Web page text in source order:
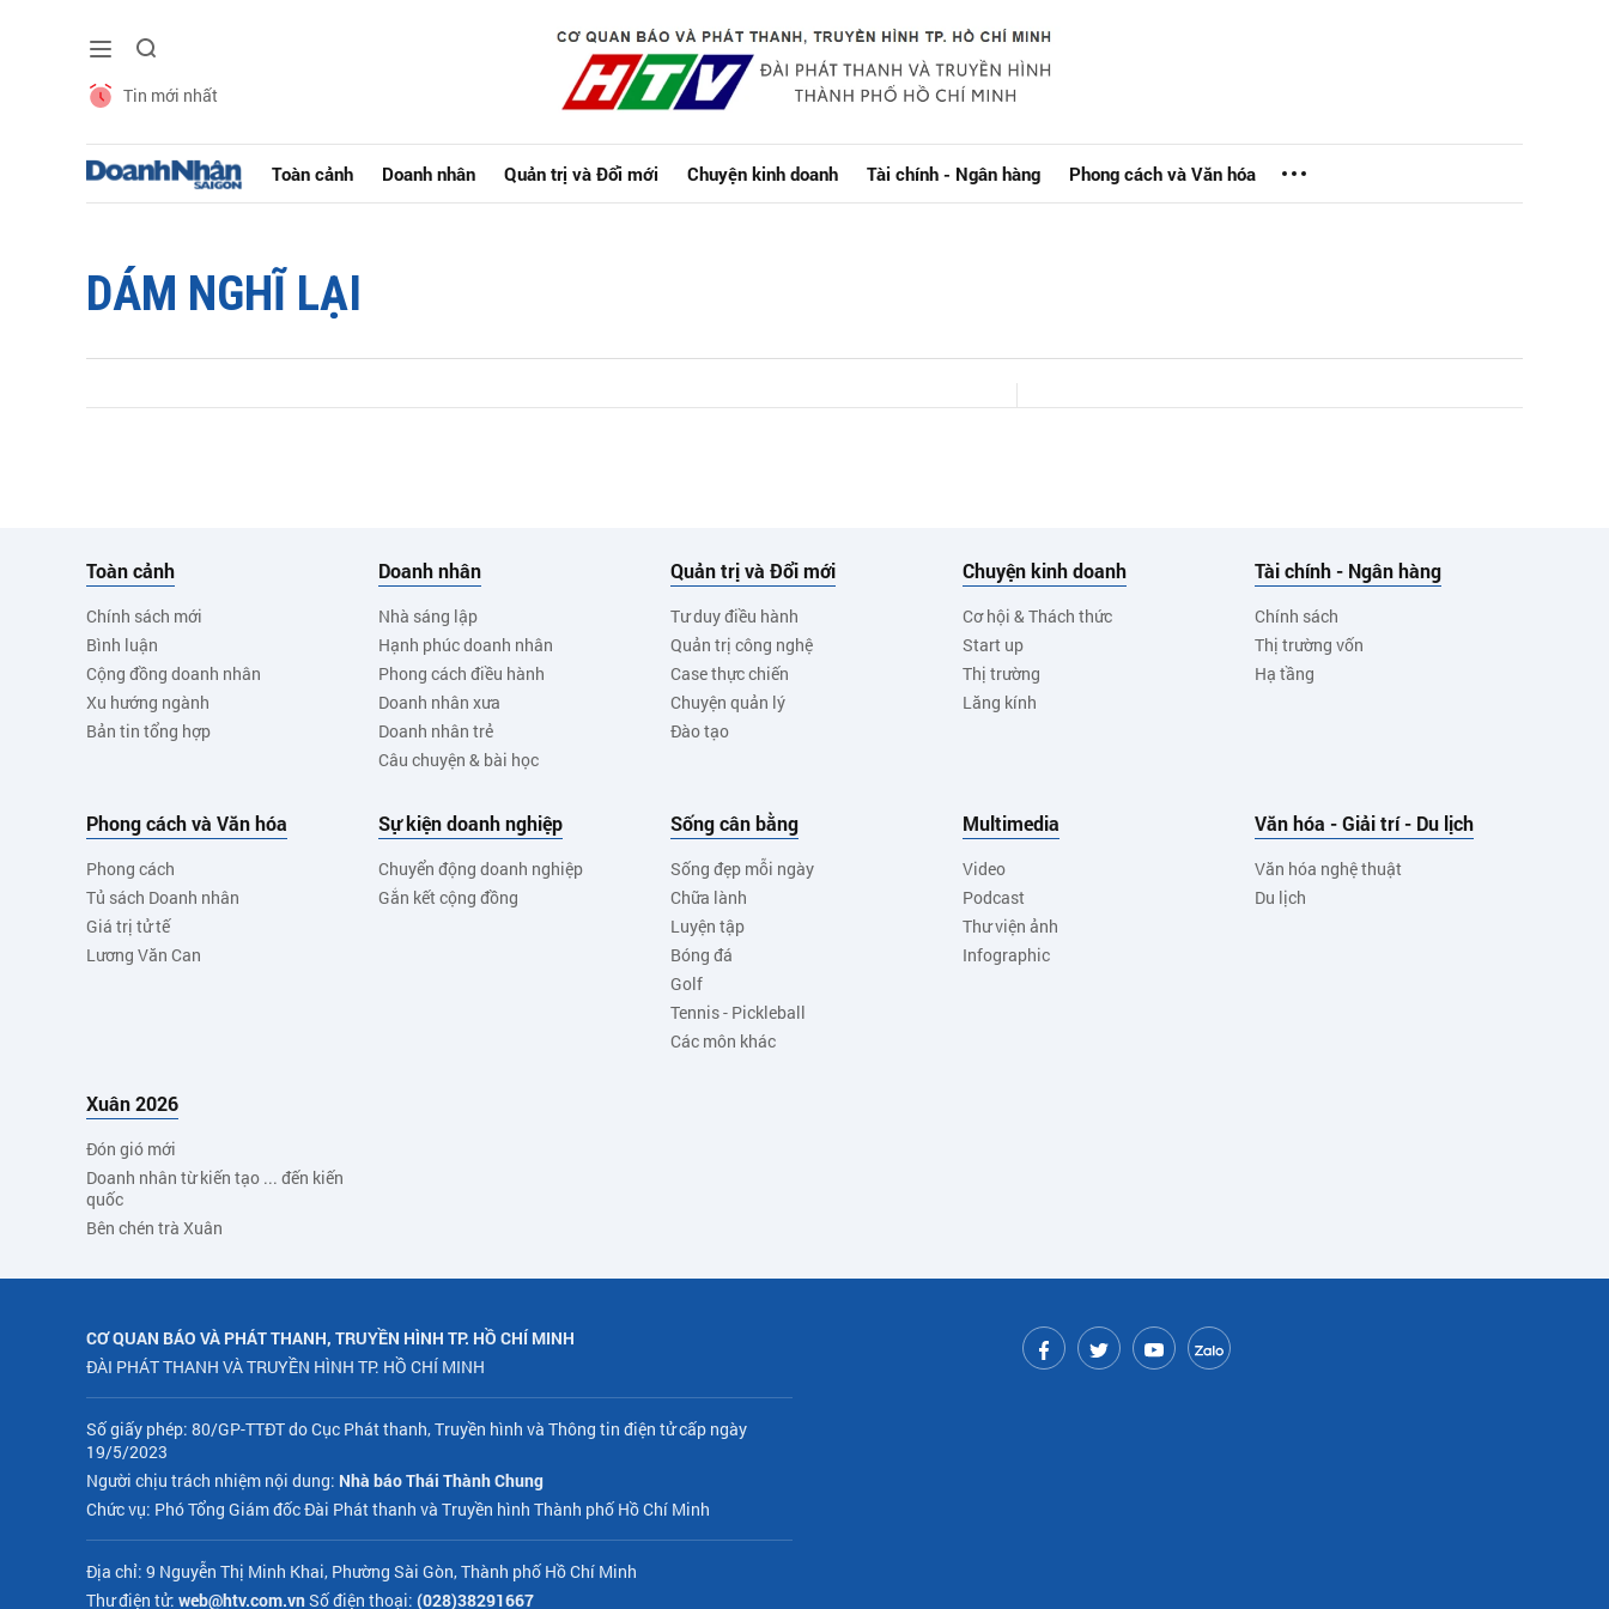
Tin mới nhất
Toàn cảnh Doanh nhân Quản trị và Đổi mới Chuyện kinh doanh Tài chính - Ngân hàng Phong cách và Văn hóa
DÁM NGHĨ LẠI
Toàn cảnh
Chính sách mới
Bình luận
Cộng đồng doanh nhân
Xu hướng ngành
Bản tin tổng hợp
Doanh nhân
Nhà sáng lập
Hạnh phúc doanh nhân
Phong cách điều hành
Doanh nhân xưa
Doanh nhân trẻ
Câu chuyện & bài học
Quản trị và Đổi mới
Tư duy điều hành
Quản trị công nghệ
Case thực chiến
Chuyện quản lý
Đào tạo
Chuyện kinh doanh
Cơ hội & Thách thức
Start up
Thị trường
Lăng kính
Tài chính - Ngân hàng
Chính sách
Thị trường vốn
Hạ tầng
Phong cách và Văn hóa
Phong cách
Tủ sách Doanh nhân
Giá trị tử tế
Lương Văn Can
Sự kiện doanh nghiệp
Chuyển động doanh nghiệp
Gắn kết cộng đồng
Sống cân bằng
Sống đẹp mỗi ngày
Chữa lành
Luyện tập
Bóng đá
Golf
Tennis - Pickleball
Các môn khác
Multimedia
Video
Podcast
Thư viện ảnh
Infographic
Văn hóa - Giải trí - Du lịch
Văn hóa nghệ thuật
Du lịch
Xuân 2026
Đón gió mới
Doanh nhân từ kiến tạo ... đến kiến
quốc
Bên chén trà Xuân
CƠ QUAN BÁO VÀ PHÁT THANH, TRUYỀN HÌNH TP. HỒ CHÍ MINH
ĐÀI PHÁT THANH VÀ TRUYỀN HÌNH TP. HỒ CHÍ MINH
Số giấy phép: 80/GP-TTĐT do Cục Phát thanh, Truyền hình và Thông tin điện tử cấp ngày
19/5/2023
Người chịu trách nhiệm nội dung: Nhà báo Thái Thành Chung
Chức vụ: Phó Tổng Giám đốc Đài Phát thanh và Truyền hình Thành phố Hồ Chí Minh
Địa chỉ: 9 Nguyễn Thị Minh Khai, Phường Sài Gòn, Thành phố Hồ Chí Minh
Thư điện tử: web@htv.com.vnSố điện thoại: (028)38291667